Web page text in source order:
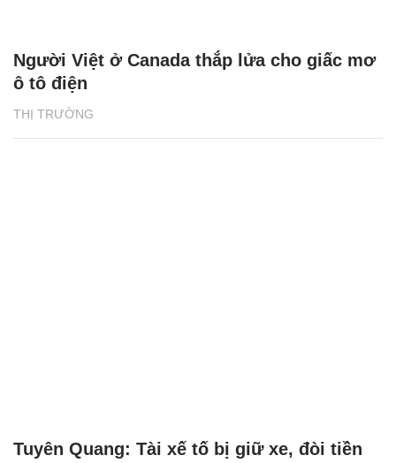
THỊ TRƯỜNG
Người Việt ở Canada thắp lửa cho giấc mơ
ô tô điện
Tuyên Quang: Tài xế tố bị giữ xe, đòi tiền